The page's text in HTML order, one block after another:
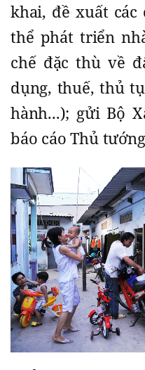
khai, đề xuất các
thể phát triển
chế đặc thù về
dụng, thuế, thủ
hành...); gửi Bộ
báo cáo Thủ